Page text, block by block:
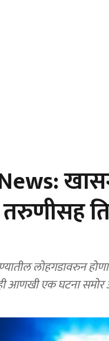
लोहगडावरुन
आणखी एक घटना